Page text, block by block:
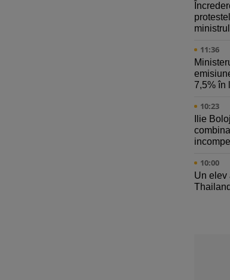
11:36
7,5% în
10:23
Ilie
10:00
Un elev